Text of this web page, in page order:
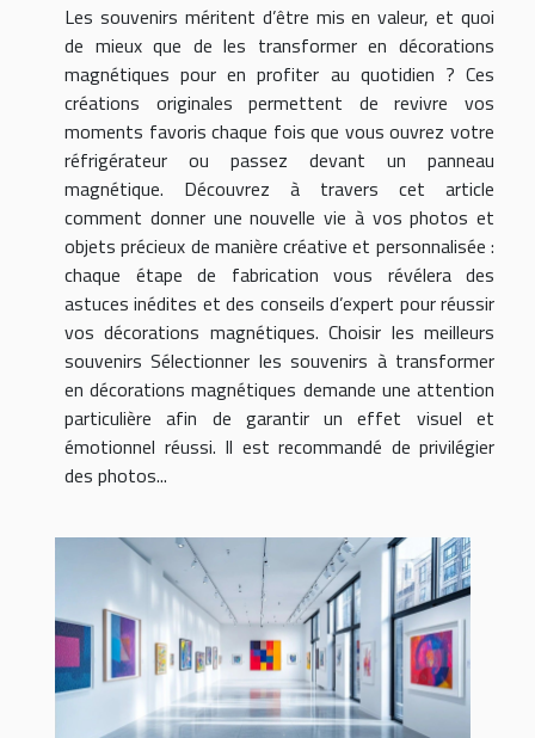
Les souvenirs méritent d’être mis en valeur, et quoi
de mieux que de les transformer en décorations
magnétiques pour en profiter au quotidien ? Ces
créations originales permettent de revivre vos
moments favoris chaque fois que vous ouvrez votre
réfrigérateur ou passez devant un panneau
magnétique. Découvrez à travers cet article
comment donner une nouvelle vie à vos photos et
objets précieux de manière créative et personnalisée :
chaque étape de fabrication vous révélera des
astuces inédites et des conseils d’expert pour réussir
vos décorations magnétiques. Choisir les meilleurs
souvenirs Sélectionner les souvenirs à transformer
en décorations magnétiques demande une attention
particulière afin de garantir un effet visuel et
émotionnel réussi. Il est recommandé de privilégier
des photos...